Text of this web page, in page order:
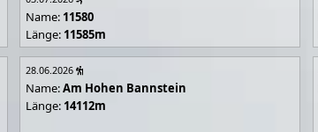
Name: 11580
Länge: 11585m
28.06.2026
Name:Am Hohen Bannstein
Länge: 14112m